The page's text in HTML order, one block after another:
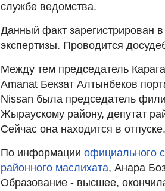
службе ведомства.
Данный факт зарегистрирован
экспертизы. Проводится
Между тем председатель
Amanat Бекзат Алтынбеков
Nissan была председатель
Жыраускому району, депутат
Сейчас она находится в отпуске.
По информации официального
районного маслихата, Анара
Образование - высшее,